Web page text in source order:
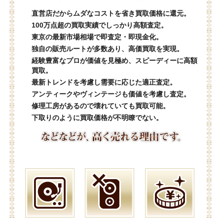
直営店だからムダなコストを省き買取価格に還元。
100万点超の買取実績でしっかり高額査定。
東京の最新市場相場で即査定・即現金化。
独自の販売ルートが多数あり、高価買取を実現。
経験豊富なプロが価値を見極め、スピーディーに高額
買取。
最新トレンドを考慮し需要に応じた適正査定。
アンティークやヴィンテージも価値を考慮し査定。
修理工房があるので壊れていても買取可能。
下取りのように買取価格が不明瞭でない。